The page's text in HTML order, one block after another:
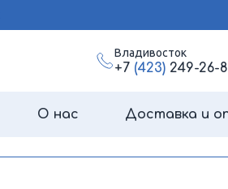
Владивосток
+7 (423)249-26-
О нас Доставка и